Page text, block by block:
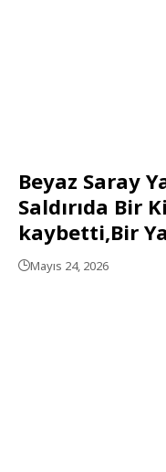
Beyaz Saray
Saldırıda Bir
kaybetti,Bir
Mayıs 24, 2026